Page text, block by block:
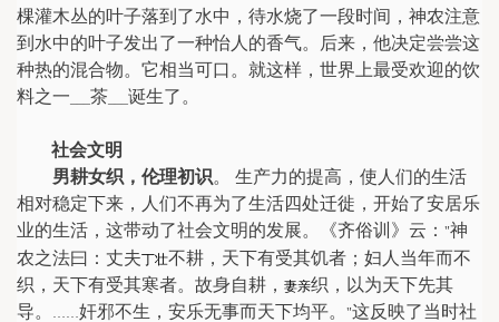
棵灌木丛的叶子落到了水中，待水烧了一段时间，神农注意
到水中的叶子发出了一种怡人的香气。后来，他决定尝尝这
种热的混合物。它相当可口。就这样，世界上最受欢迎的饮
料之一
茶 诞生了。
社会文明
男耕女织，伦理初识。 生产力的提高，使人们的生活
相对稳定下来，人们不再为了生活四处迁徙，开始了安居乐
业的生活，这带动了社会文明的发展。《齐俗训》云： "神
农之法曰：丈夫丁壮不耕，天下有受其饥者；妇人当年而不
织，天下有受其寒者。故身自耕， 妻亲织，以为天下先其
导。
奸邪不生，安乐无事而天下均平。 "这反映了当时社